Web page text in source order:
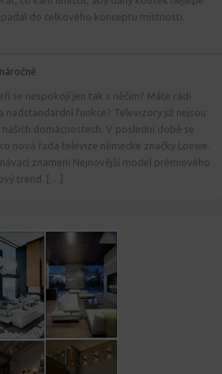
do celkového konceptu místnosti.
se nespokojí jen tak s něčím? Máte rádi
nadstandardní funkce? Televizory již nejsou
domácnostech. V poslední době se
nová řada televize německé značky Loewe.
znamení Nejnovější model prémiového
trend. […]